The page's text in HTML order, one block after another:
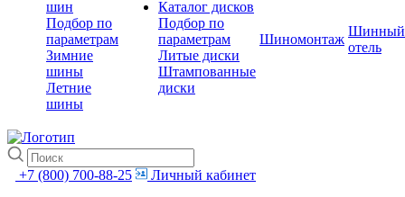
шин
Подбор по
параметрам
Зимние
шины
Летние
шины
Каталог дисков
Подбор по
параметрам
Литые диски
Штампованные
диски
Шиномонтаж
Шинный
отель
+7 (800) 700-88-25
Личный кабинет